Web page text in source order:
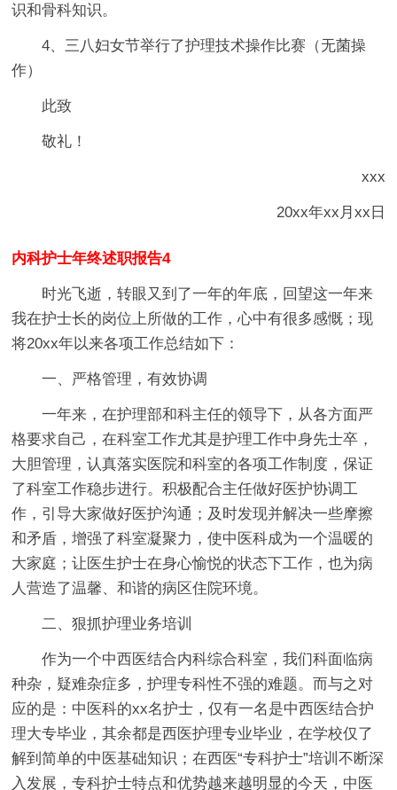
识和骨科知识。
4、三八妇女节举行了护理技术操作比赛（无菌操
作）
此致
敬礼！
xxx
20xx年xx月xx日
内科护士年终述职报告4
时光飞逝，转眼又到了一年的年底，回望这一年来
我在护士长的岗位上所做的工作，心中有很多感慨；现
将20xx年以来各项工作总结如下：
一、严格管理，有效协调
一年来，在护理部和科主任的领导下，从各方面严
格要求自己，在科室工作尤其是护理工作中身先士卒，
大胆管理，认真落实医院和科室的各项工作制度，保证
了科室工作稳步进行。积极配合主任做好医护协调工
作，引导大家做好医护沟通；及时发现并解决一些摩擦
和矛盾，增强了科室凝聚力，使中医科成为一个温暖的
大家庭；让医生护士在身心愉悦的状态下工作，也为病
人营造了温馨、和谐的病区住院环境。
二、狠抓护理业务培训
作为一个中西医结合内科综合科室，我们科面临病
种杂，疑难杂症多，护理专科性不强的难题。而与之对
应的是：中医科的xx名护士，仅有一名是中西医结合护
理大专毕业，其余都是西医护理专业毕业，在学校仅了
解到简单的中医基础知识；在西医“专科护士”培训不断深
入发展，专科护士特点和优势越来越明显的今天，中医